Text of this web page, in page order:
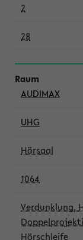
2
28
AUDIMAX
UHG
Hörsaal
1064
Verdunklung,
Hörschleife